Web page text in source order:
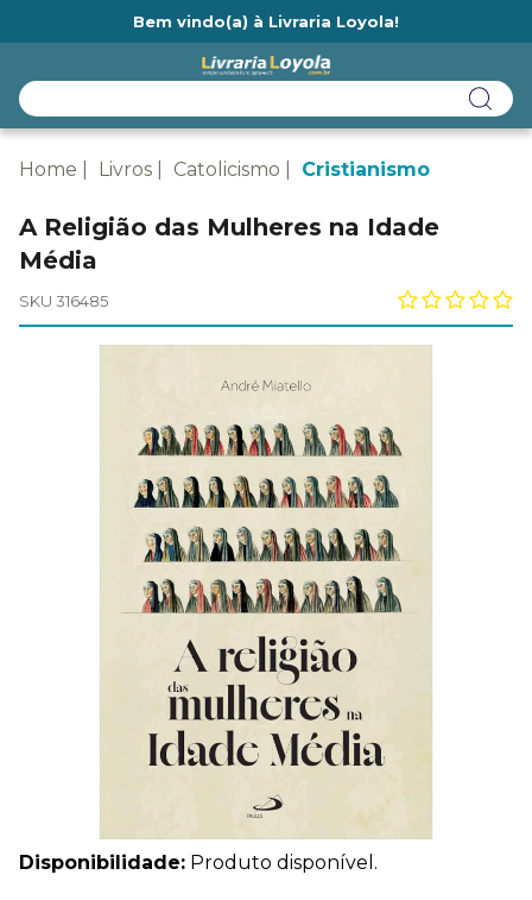
Bem vindo(a) à Livraria Loyola!
Home Livros Catolicismo Cristianismo
A Religião das Mulheres na Idade
Média
SKU 316485
Disponibilidade: Produto disponível.